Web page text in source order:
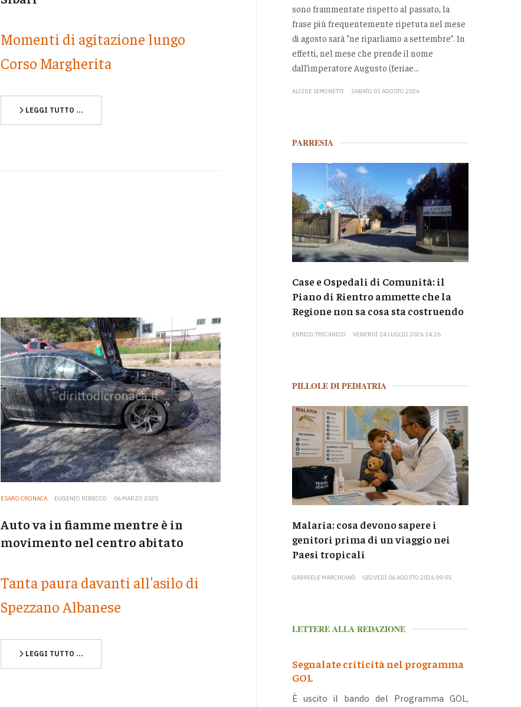
Momenti di agitazione lungo
Corso Margherita
LEGGI TUTTO …
ESARO CRONACA EUGENIO RIBECCO 06 MARZO 2025
Auto va in fiamme mentre è in
movimento nel centro abitato
Tanta paura davanti all'asilo di
Spezzano Albanese
LEGGI TUTTO …
sono frammentate rispetto al passato, la
frase più frequentemente ripetuta nel mese
di agosto sarà “ne riparliamo a settembre”. In
effetti, nel mese che prende il nome
dall’imperatore Augusto (feriae...
ALCIDE SIMONETTI SABATO 01 AGOSTO 2026
PARRESIA
Case e Ospedali di Comunità: il
Piano di Rientro ammette che la
Regione non sa cosa sta costruendo
ENRICO TRICANICO VENERDÌ 24 LUGLIO 2026 14:26
PILLOLE DI PEDIATRIA
Malaria: cosa devono sapere i
genitori prima di un viaggio nei
Paesi tropicali
GABRIELE MARCHIANÒ GIOVEDÌ 06 AGOSTO 2026 09:05
LETTERE ALLA REDAZIONE
Segnalate criticità nel programma
GOL
È uscito il bando del Programma GOL,